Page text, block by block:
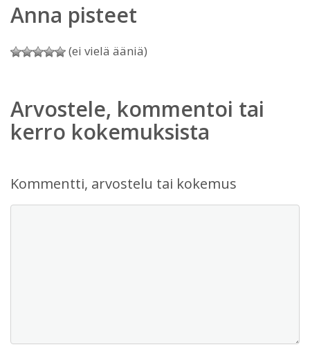
Anna pisteet
(ei vielä ääniä)
Arvostele, kommentoi tai
kerro kokemuksista
Kommentti, arvostelu tai kokemus